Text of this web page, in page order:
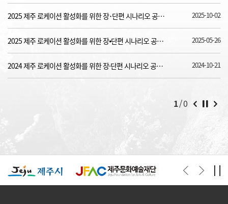
2025 제주 로케이션 활성화를 위한 장･단편 시나리오 공모전 예선심사 결.. 2025-10-02
2025 제주 로케이션 활성화를 위한 장⦁단편 시나리오 공모전 공고.. 2025-05-26
2024 제주 로케이션 활성화를 위한 장·단편 시나리오 공모전 본선심사 결과.. 2024-10-21
1/ 0